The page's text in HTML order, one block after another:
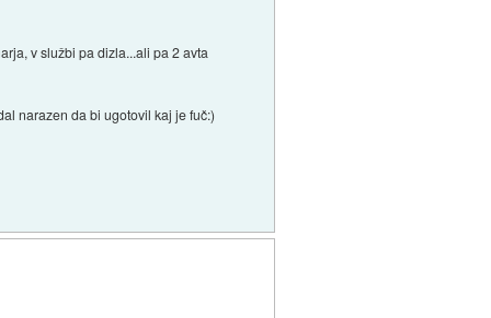
v službi pa dizla...ali pa 2 avta
narazen da bi ugotovil kaj je fuč:)